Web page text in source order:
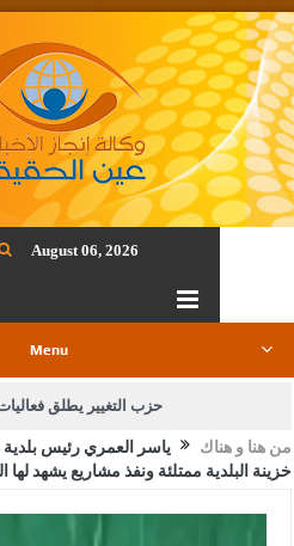
August 06, 2026
Menu
حزب التغيير يطلق
الجيش يفتح باب التجنيد لحملةمن هنا و هناك
ياسر العمري رئيس بلدية
خزينة البلدية ممتلئة ونفذ مشاريع يشهد لها